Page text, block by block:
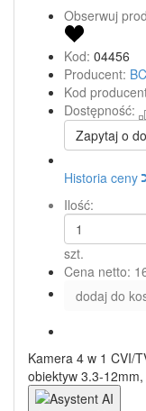
Obserwuj
Kod: 04456
Producent:
Kod
Dostępność:
Zapytaj o
Historia ceny
Ilość:
szt.
Cena netto:
dodaj do
Kamera 4 w 1 CVI/
obiektyw 3.3-